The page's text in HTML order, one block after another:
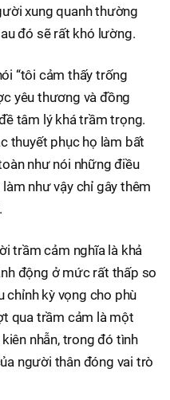
xung quanh thường
đó sẽ rất khó lường.
“tôi cảm thấy trống
yêu thương và đồng
tâm lý khá trầm trọng.
thuyết phục họ làm bất
như nói những điều
như vậy chỉ gây thêm
trầm cảm nghĩa là khả
động ở mức rất thấp so
chỉnh kỳ vọng cho phù
qua trầm cảm là một
nhẫn, trong đó tình
người thân đóng vai trò